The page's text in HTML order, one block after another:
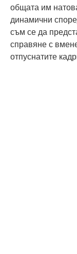
общата им
динамични
съм се да
справяне с
отпуснатите